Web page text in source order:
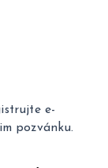
e-
pozvánku.